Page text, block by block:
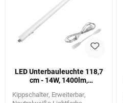
LED Unterbauleuchte 118,7
cm - 14W, 1400lm,
Schalter, Erweiterbar, Weiß
Kippschalter Erweiterbar